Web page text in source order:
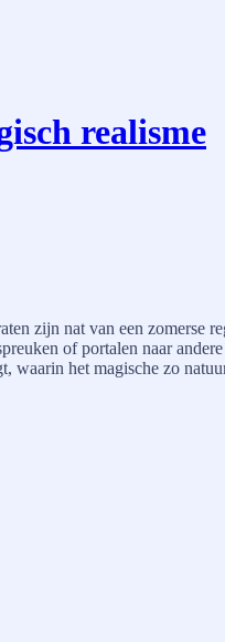
realisme
zijn nat van een zomerse
of portalen naar
waarin het magische zo